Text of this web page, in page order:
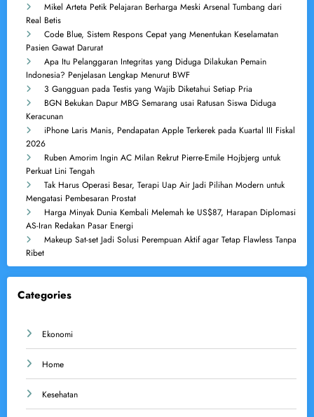
Mikel Arteta Petik Pelajaran Berharga Meski Arsenal Tumbang dari
Real Betis
Code Blue, Sistem Respons Cepat yang Menentukan Keselamatan
Pasien Gawat Darurat
Apa Itu Pelanggaran Integritas yang Diduga Dilakukan Pemain
Indonesia? Penjelasan Lengkap Menurut BWF
3 Gangguan pada Testis yang Wajib Diketahui Setiap Pria
BGN Bekukan Dapur MBG Semarang usai Ratusan Siswa Diduga
Keracunan
iPhone Laris Manis, Pendapatan Apple Terkerek pada Kuartal III Fiskal
2026
Ruben Amorim Ingin AC Milan Rekrut Pierre-Emile Hojbjerg untuk
Perkuat Lini Tengah
Tak Harus Operasi Besar, Terapi Uap Air Jadi Pilihan Modern untuk
Mengatasi Pembesaran Prostat
Harga Minyak Dunia Kembali Melemah ke US$87, Harapan Diplomasi
AS-Iran Redakan Pasar Energi
Makeup Sat-set Jadi Solusi Perempuan Aktif agar Tetap Flawless Tanpa
Ribet
Categories
Ekonomi
Home
Kesehatan